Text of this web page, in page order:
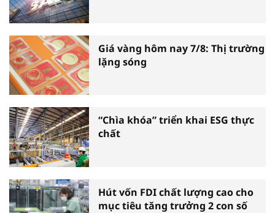
Giá vàng hôm nay 7/8: Thị trường
lặng sóng
“Chìa khóa” triển khai ESG thực
chất
Hút vốn FDI chất lượng cao cho
mục tiêu tăng trưởng 2 con số